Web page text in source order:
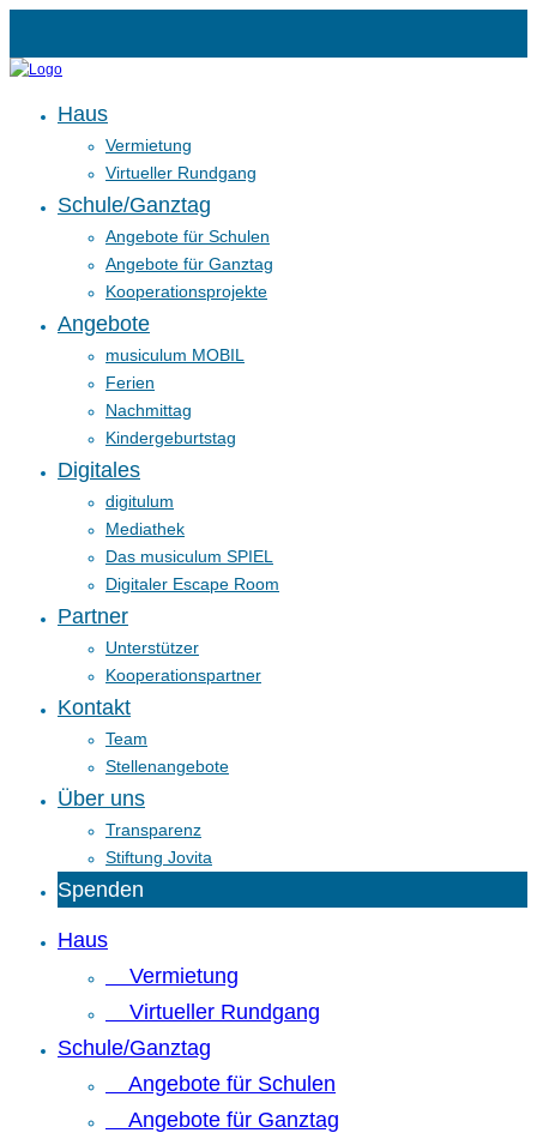
Haus
Vermietung
Virtueller Rundgang
Schule/Ganztag
Angebote für Schulen
Angebote für Ganztag
Kooperationsprojekte
Angebote
musiculum MOBIL
Ferien
Nachmittag
Kindergeburtstag
Digitales
digitulum
Mediathek
Das musiculum SPIEL
Digitaler Escape Room
Partner
Unterstützer
Kooperationspartner
Kontakt
Team
Stellenangebote
Über uns
Transparenz
Stiftung Jovita
Spenden
Haus
Vermietung
Virtueller Rundgang
Schule/Ganztag
Angebote für Schulen
Angebote für Ganztag